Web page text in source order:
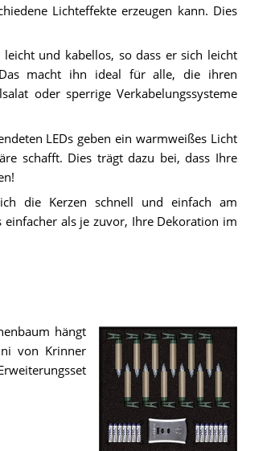
Lichteffekte erzeugen kann. Dies
und kabellos, so dass er sich leicht
macht ihn ideal für alle, die ihren
oder sperrige Verkabelungssysteme
LEDs geben ein warmweißes Licht
schafft. Dies trägt dazu bei, dass Ihre
die Kerzen schnell und einfach am
einfacher als je zuvor, Ihre Dekoration im
hängt
von Krinner